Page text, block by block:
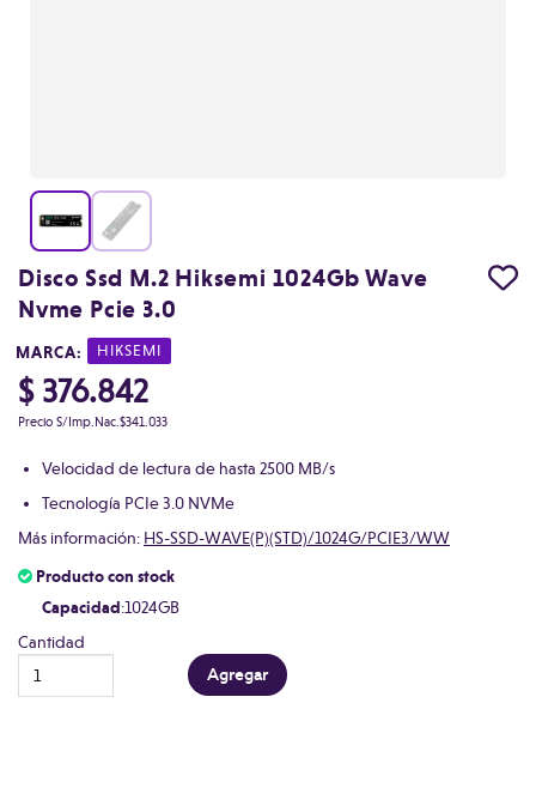
Disco Ssd M.2 Hiksemi 1024Gb Wave
Nvme Pcie 3.0
|
MARCA: HIKSEMI
$ 376.842
Precio S/Imp.Nac.$341.033
Velocidad de lectura de hasta 2500 MB/s
Tecnología PCIe 3.0 NVMe
Más información: HS-SSD-WAVE(P)(STD)/1024G/PCIE3/WW
Producto con stock
Capacidad:1024GB
Cantidad